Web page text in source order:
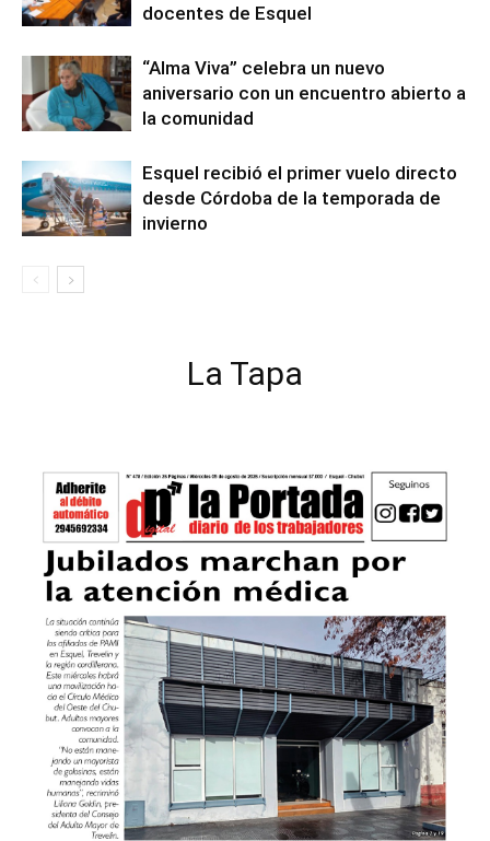
docentes de Esquel
“Alma Viva” celebra un nuevo
aniversario con un encuentro abierto a
la comunidad
Esquel recibió el primer vuelo directo
desde Córdoba de la temporada de
invierno
La Tapa